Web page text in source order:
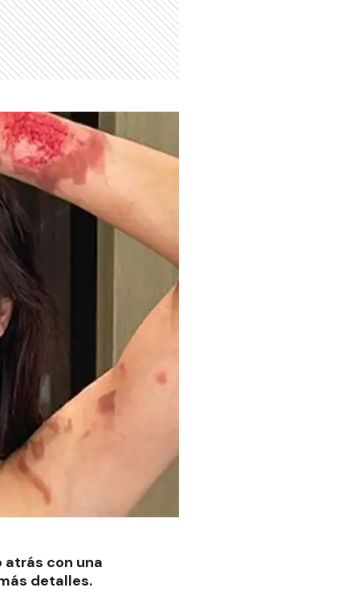
atrás con una
detalles.